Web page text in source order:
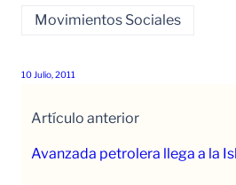
Movimientos Sociales
10 Julio, 2011
Artículo anterior
Avanzada petrolera llega a la